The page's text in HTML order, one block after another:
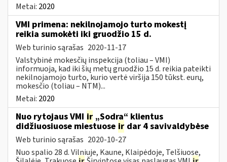
Metai: 2020
VMI primena: nekilnojamojo turto mokestį
reikia sumokėti iki gruodžio 15 d.
Web turinio sąrašas 2020-11-17
Valstybinė mokesčių inspekcija (toliau – VMI)
informuoja, kad iki šių metų gruodžio 15 d. reikia pateikti
nekilnojamojo turto, kurio vertė viršija 150 tūkst. eurų,
mokesčio (toliau – NTM)...
Metai: 2020
Nuo rytojaus VMI ir „Sodra“ klientus
didžiuosiuose miestuose ir dar 4 savivaldybėse
Web turinio sąrašas 2020-10-27
Nuo spalio 28 d. Vilniuje, Kaune, Klaipėdoje, Telšiuose,